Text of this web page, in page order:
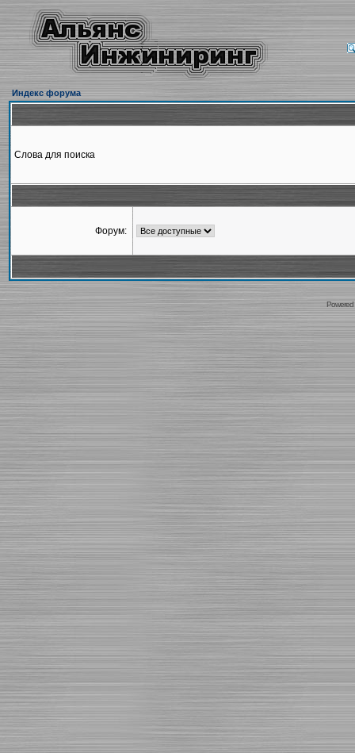
Индекс форума
Слова для поиска
Форум: